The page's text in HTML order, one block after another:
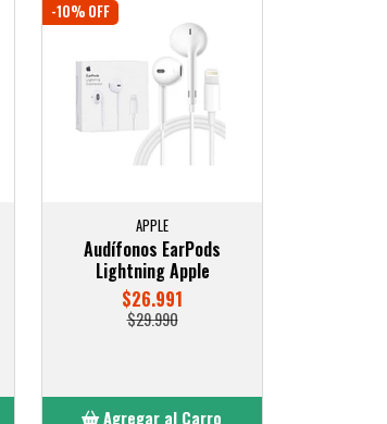
-10% OFF
APPLE
Audífonos EarPods
Lightning Apple
$26.991
$29.990
Agregar al Carro